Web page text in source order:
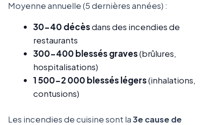
Moyenne annuelle (5 dernières années) :
30-40 décèsdans des incendies de
restaurants
300-400 blessés graves(brûlures,
hospitalisations)
1 500-2 000 blessés légers(inhalations,
contusions)
Les incendies de cuisine sont la3e cause de